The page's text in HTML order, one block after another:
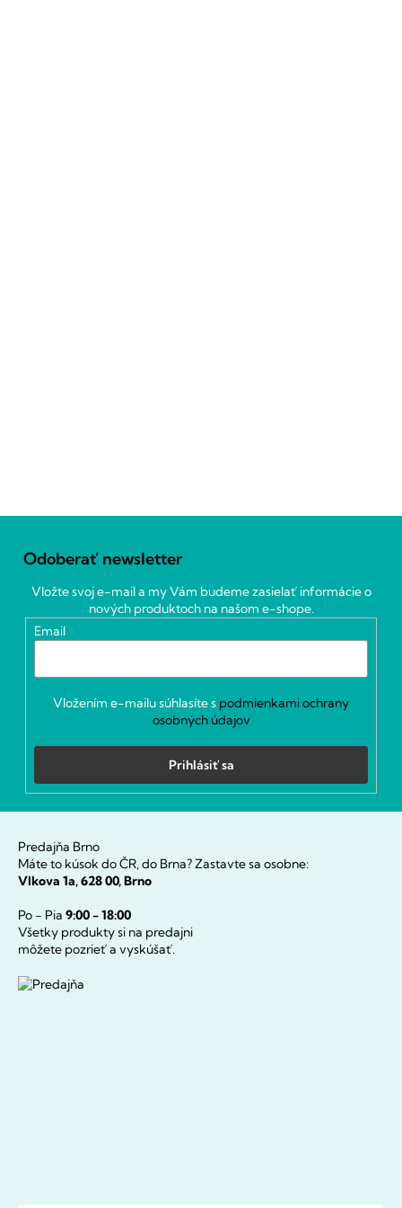
Odoberať newsletter
Vložte svoj e-mail a my Vám budeme zasielať informácie o
nových produktoch na našom e-shope.
Email
Vložením e-mailu súhlasíte s podmienkami ochrany
osobných údajov
Prihlásiť sa
Predajňa Brno
Máte to kúsok do ČR, do Brna? Zastavte sa osobne:
Vlkova 1a, 628 00, Brno
Po - Pia 9:00 - 18:00
Všetky produkty si na predajni
môžete pozrieť a vyskúšať.